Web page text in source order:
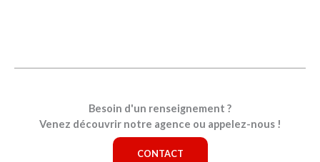
Besoin d'un renseignement ?
Venez découvrir notre agence ou appelez-nous !
CONTACT